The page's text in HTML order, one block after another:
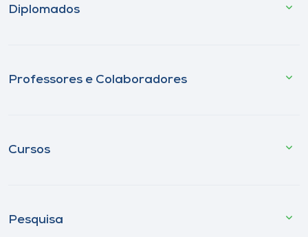
Diplomados
Professores e Colaboradores
Cursos
Pesquisa